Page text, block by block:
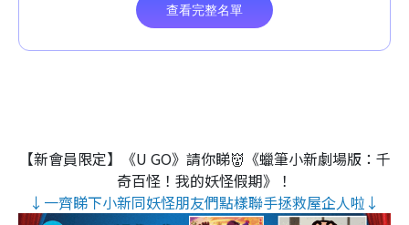
【新會員限定】《U GO》請你睇👹《蠟筆小新劇場版：千
奇百怪！我的妖怪假期》！
↓一齊睇下小新同妖怪朋友們點樣聯手拯救屋企人啦↓